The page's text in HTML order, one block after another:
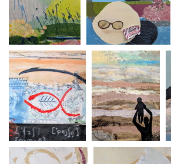
Garten im
Regen 85x65
Fishermans frind
60x70
Fisch in Gefahr,
Erde 50x60